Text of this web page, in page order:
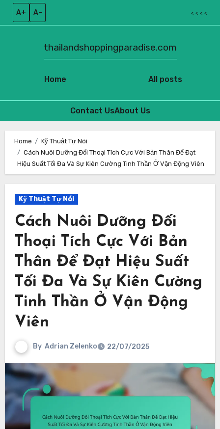
A+ A– < < < <
Home
thailandshoppingparadise.com
All posts
Contact UsAbout Us
content
Home
Kỹ Thuật Tự Nói
Cách Nuôi Dưỡng Đối Thoại Tích Cực Với Bản Thân Để Đạt
Hiệu Suất Tối Đa Và Sự Kiên Cường Tinh Thần Ở Vận Động Viên
Kỹ Thuật Tự Nói
Cách Nuôi Dưỡng Đối
Thoại Tích Cực Với Bản
Thân Để Đạt Hiệu Suất
Tối Đa Và Sự Kiên Cường
Tinh Thần Ở Vận Động
Viên
By Adrian Zelenko 22/07/2025